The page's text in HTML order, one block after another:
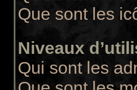
Que sont les
Niveaux
Qui sont les